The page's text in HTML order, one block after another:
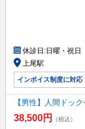
休診日:日曜・祝日
上尾駅
インボイス制度に対応
【男性】人間ドッ
38,500円 （税込）